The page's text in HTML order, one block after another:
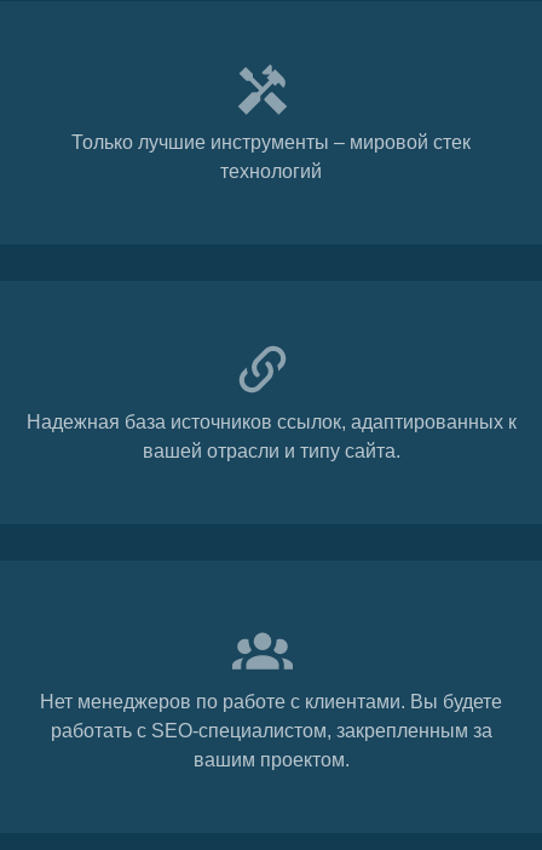
Только лучшие инструменты – мировой стек
технологий
Надежная база источников ссылок, адаптированных к
вашей отрасли и типу сайта.
Нет менеджеров по работе с клиентами. Вы будете
работать с SEO-специалистом, закрепленным за
вашим проектом.